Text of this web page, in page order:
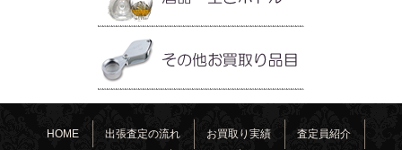
HOME 出張査定の流れ お買取り実績 査定員紹介